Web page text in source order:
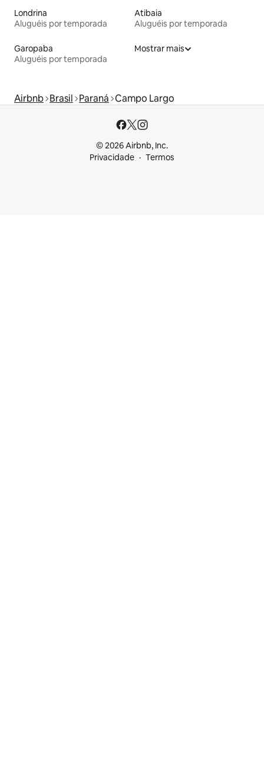
Londrina
Aluguéis por temporada
Atibaia
Aluguéis por temporada
Garopaba
Aluguéis por temporada
Mostrar mais
Airbnb Brasil Paraná Campo Largo
© 2026 Airbnb, Inc.
Privacidade
Termos